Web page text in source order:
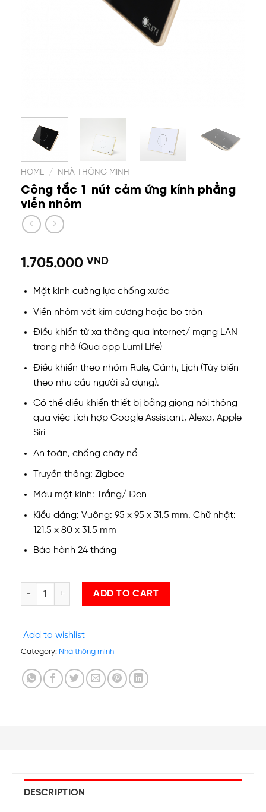
HOME / NHÀ THÔNG MINH
Công tắc 1 nút cảm ứng kính phẳng
viền nhôm
1.705.000 VND
Mặt kính cường lực chống xước
Viền nhôm vát kim cương hoặc bo tròn
Điều khiển từ xa thông qua internet/ mạng LAN
trong nhà (Qua app Lumi Life)
Điều khiển theo nhóm Rule, Cảnh, Lịch (Tùy biến
theo nhu cầu người sử dụng).
Có thể điều khiển thiết bị bằng giọng nói thông
qua việc tích hợp Google Assistant, Alexa, Apple
Siri
An toàn, chống cháy nổ
Truyền thông: Zigbee
Màu mặt kính: Trắng/ Đen
Kiểu dáng: Vuông: 95 x 95 x 31.5 mm. Chữ nhật:
121.5 x 80 x 31.5 mm
Bảo hành 24 tháng
Công tắc 1 nút cảm ứng kính phẳng viền nhôm quantity
ADD TO CART
Add to wishlist
Category: Nhà thông minh
DESCRIPTION